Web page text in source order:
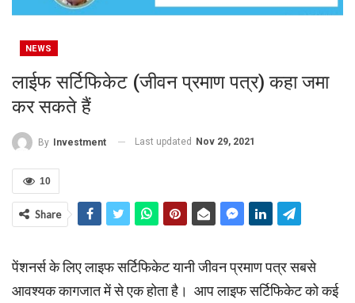
NEWS
लाईफ सर्टिफि‍केट (जीवन प्रमाण पत्र) कहा जमा
कर सकते हैं
By Investment Last updated Nov 29, 2021
10
Share
पेंशनर्स के लिए लाइफ सर्टिफिकेट यानी जीवन प्रमाण पत्र सबसे
आवश्‍यक कागजात में से एक होता है। आप लाइफ सर्टिफिकेट को कई